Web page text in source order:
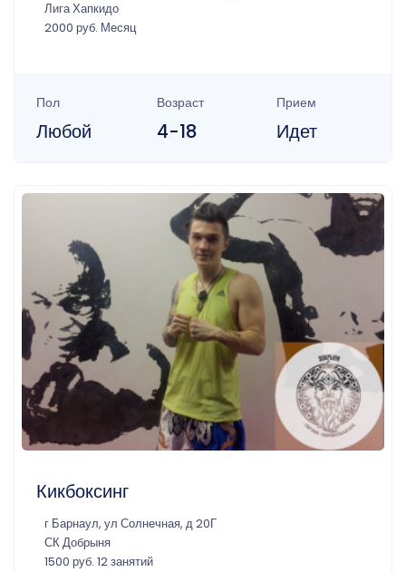
Лига Хапкидо
2000 руб. Месяц
Пол
Любой
Возраст
4-18
Прием
Идет
Кикбоксинг
г Барнаул, ул Солнечная, д 20Г
СК Добрыня
1500 руб. 12 занятий